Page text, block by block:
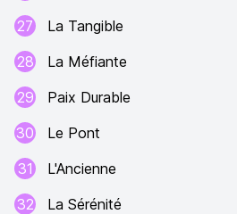
27
La Tangible
28
La Méfiante
29
Paix Durable
30
Le Pont
31
L'Ancienne
32
La Sérénité